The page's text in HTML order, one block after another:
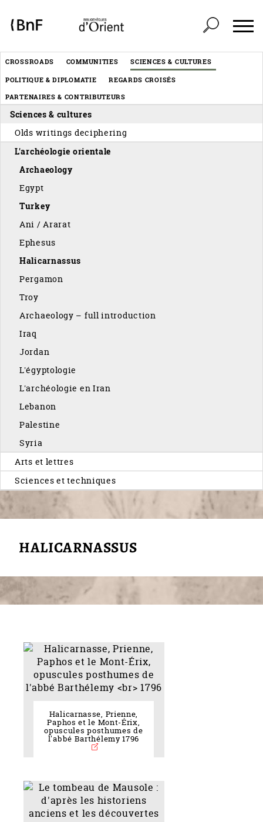
Menu
éditorial
CROSSROADS COMMUNITIES SCIENCES & CULTURES
POLITIQUE & DIPLOMATIE
REGARDS CROISÉS
PARTENAIRES & CONTRIBUTEURS
Sciences & cultures
Olds writings deciphering
L'archéologie orientale
Archaeology
Egypt
Turkey
Ani / Ararat
Ephesus
Halicarnassus
Pergamon
Troy
Archaeology – full introduction
Iraq
Jordan
L'égyptologie
L'archéologie en Iran
Lebanon
Palestine
Syria
Arts et lettres
Sciences et techniques
HALICARNASSUS
Halicarnasse, Prienne,
Paphos et le Mont-Érix,
opuscules posthumes de
l'abbé Barthélemy 1796